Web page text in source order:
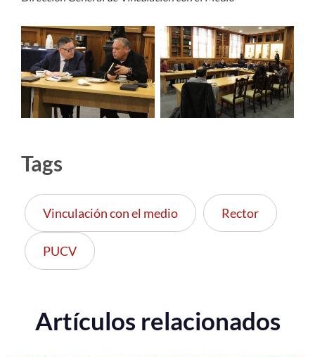
Tags
Vinculación con el medio Rector
PUCV
Artículos relacionados